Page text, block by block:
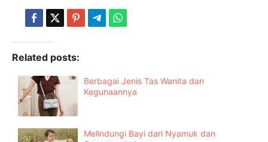
Related posts:
Berbagai Jenis Tas Wanita dan
Kegunaannya
Melindungi Bayi dari Nyamuk dan